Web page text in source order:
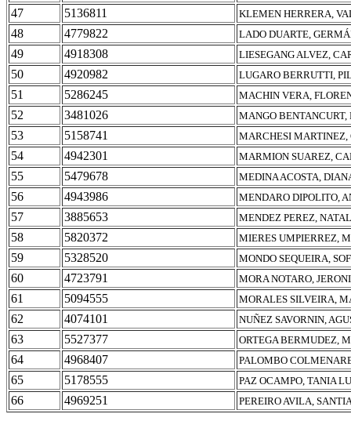
47 5136811 KLEMEN HERRERA,
48 4779822 LADO DUARTE,
49 4918308 LIESEGANG ALVEZ,
50 4920982 LUGARO BERRUTTI,
51 5286245 MACHIN VERA,
52 3481026 MANGO
53 5158741 MARCHESI MARTINEZ,
54 4942301 MARMION SUAREZ,
55 5479678 MEDINA ACOSTA,
56 4943986 MENDARO DIPOLITO,
57 3885653 MENDEZ PEREZ,
58 5820372 MIERES UMPIERREZ,
59 5328520 MONDO SEQUEIRA,
60 4723791 MORA NOTARO,
61 5094555 MORALES SILVEIRA,
62 4074101 NUÑEZ SAVORNIN,
63 5527377 ORTEGA BERMUDEZ,
64 4968407 PALOMBO
65 5178555 PAZ OCAMPO, TANIA
66 4969251 PEREIRO AVILA,